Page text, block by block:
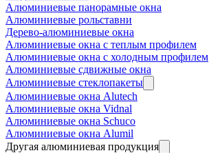
Алюминиевые панорамные окна
Алюминиевые рольставни
Дерево-алюминиевые окна
Алюминиевые окна с теплым профилем
Алюминиевые окна с холодным профилем
Алюминиевые сдвижные окна
Алюминиевые стеклопакеты
Алюминиевые окна Alutech
Алюминиевые окна Vidnal
Алюминиевые окна Schuco
Алюминиевые окна Alumil
Другая алюминиевая продукция